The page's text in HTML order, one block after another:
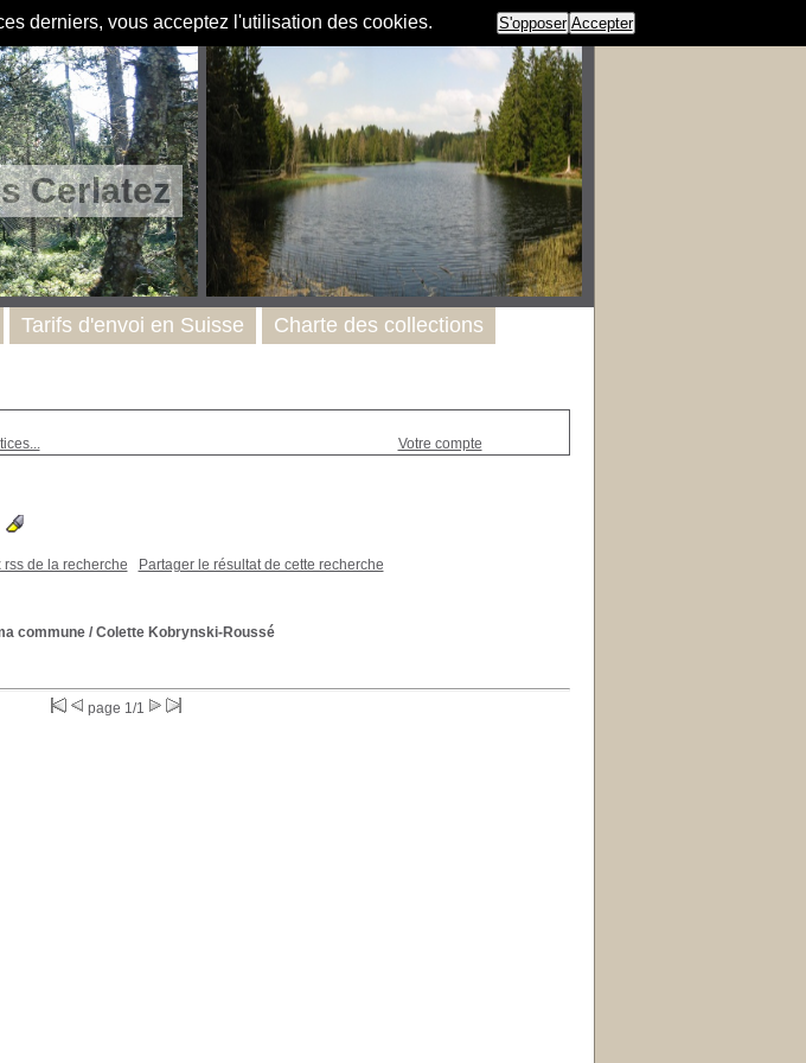
derniers, vous acceptez l'utilisation des cookies. S'opposer Accepter
Cerlatez
Votre compte
rss de la recherche Partager le résultat de cette recherche
commune/ Colette Kobrynski-Roussé
page 1/1
Tarifs d'envoi en Suisse Charte des collections